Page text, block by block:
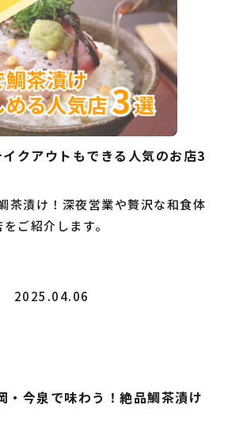
クアウトもできる人気のお店3
茶漬け！深夜営業や贅沢な和食体
ご紹介します。
2025.04.06
・今泉で味わう！絶品鯛茶漬け